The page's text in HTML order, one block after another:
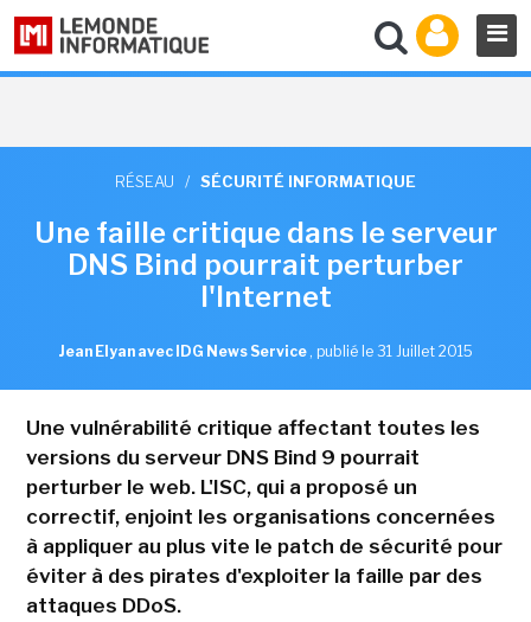
RÉSEAU / SÉCURITÉ INFORMATIQUE
Une faille critique dans le serveur
DNS Bind pourrait perturber
l'Internet
Jean Elyan avec IDG News Service , publié le 31 Juillet 2015
Une vulnérabilité critique affectant toutes les
versions du serveur DNS Bind 9 pourrait
perturber le web. L'ISC, qui a proposé un
correctif, enjoint les organisations concernées
à appliquer au plus vite le patch de sécurité pour
éviter à des pirates d'exploiter la faille par des
attaques DDoS.